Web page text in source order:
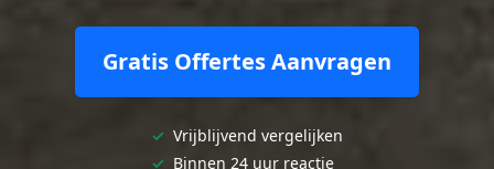
Gratis Offertes Aanvragen
✓ Vrijblijvend vergelijken
✓ Binnen 24 uur reactie